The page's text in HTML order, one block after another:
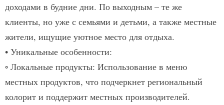
доходами в будние дни. По выходным – те же
клиенты, но уже с семьями и детьми, а также местные
жители, ищущие уютное место для отдыха.​
• Уникальные особенности:
◦ Локальные продукты: Использование в меню
местных продуктов, что подчеркнет региональный
колорит и поддержит местных производителей.​